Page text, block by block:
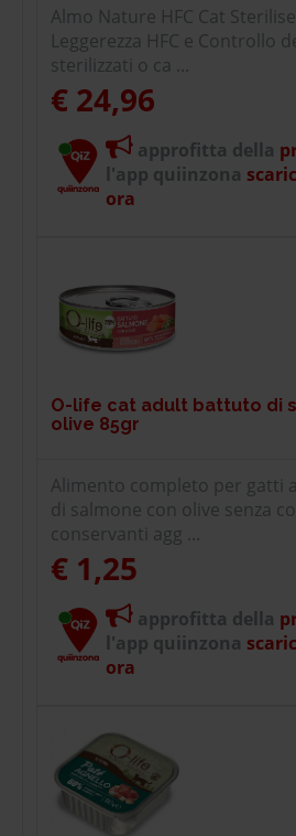
Almo Nature HFC Cat
Leggerezza HFC e Controllo
sterilizzati o ca ...
€ 24,96
approfitta della
l'app quiinzona
ora
O-life cat adult battuto di
olive 85gr
Alimento completo per gatti
di salmone con olive senza
conservanti agg ...
€ 1,25
approfitta della
l'app quiinzona
ora